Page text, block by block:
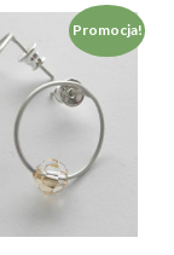
Promocja!